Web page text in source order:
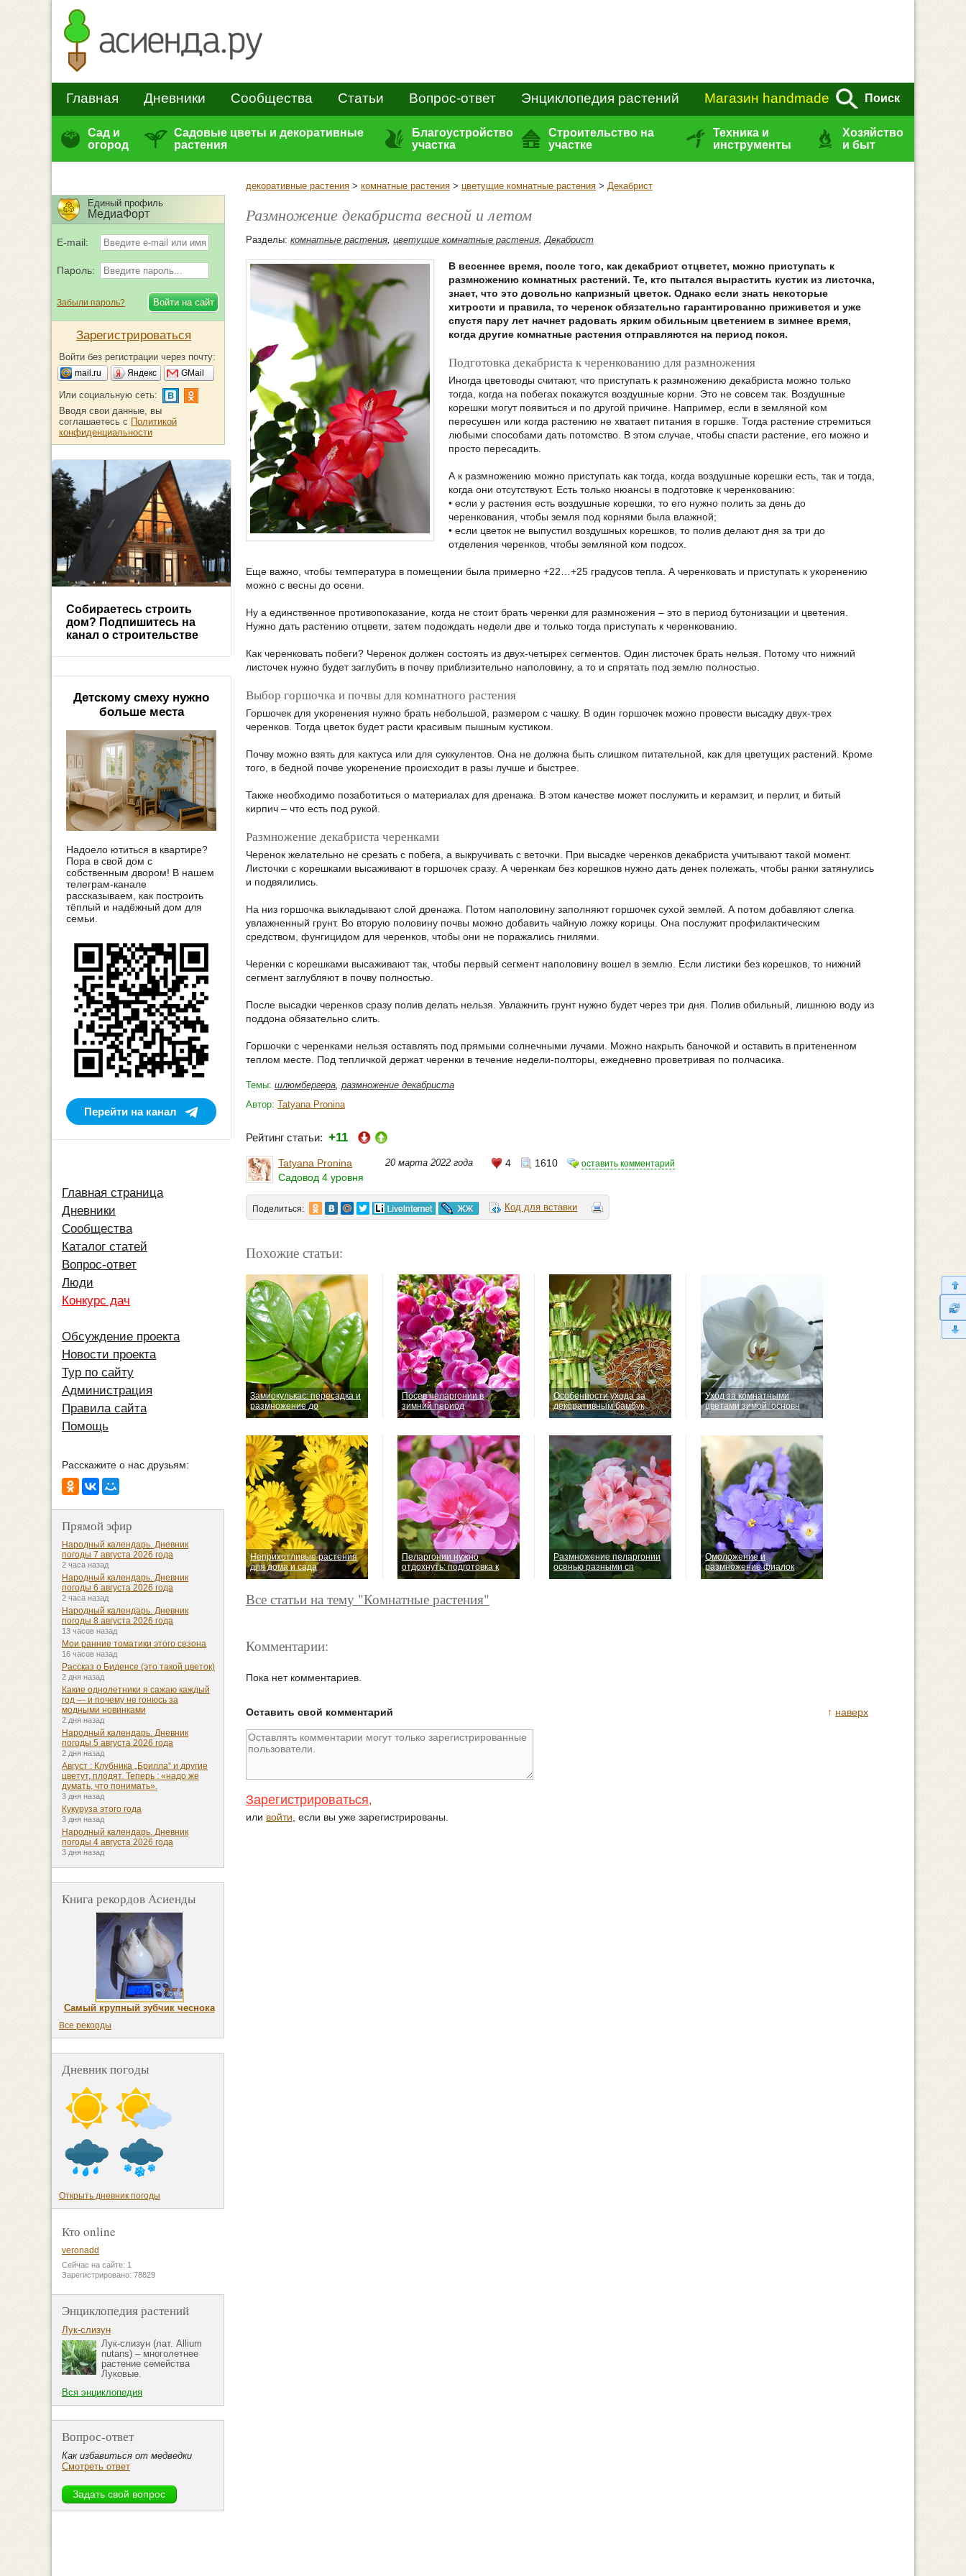
Главная Дневники Сообщества Статьи Вопрос-ответ Энциклопедия растений Магазин handmade Поиск
Сад и
огород
Садовые цветы и декоративные
растения
Благоустройство
участка
Строительство на
участке
Техника и
инструменты
Хозяйство
и быт
декоративные растения > комнатные растения > цветущие комнатные растения > Декабрист
Размножение декабриста весной и летом
Разделы: комнатные растения, цветущие комнатные растения,Декабрист
В весеннее время, после того, как декабрист отцветет, можно приступать к
размножению комнатных растений. Те, кто пытался вырастить кустик из листочка,
знает, что это довольно капризный цветок. Однако если знать некоторые
хитрости и правила, то черенок обязательно гарантированно приживется и уже
спустя пару лет начнет радовать ярким обильным цветением в зимнее время,
когда другие комнатные растения отправляются на период покоя.
Подготовка декабриста к черенкованию для размножения
Иногда цветоводы считают, что приступать к размножению декабриста можно только
тогда, когда на побегах покажутся воздушные корни. Это не совсем так. Воздушные
корешки могут появиться и по другой причине. Например, если в земляной ком
пересушен или когда растению не хватает питания в горшке. Тогда растение стремиться
любыми способами дать потомство. В этом случае, чтобы спасти растение, его можно и
просто пересадить.
А к размножению можно приступать как тогда, когда воздушные корешки есть, так и тогда,
когда они отсутствуют. Есть только нюансы в подготовке к черенкованию:
• если у растения есть воздушные корешки, то его нужно полить за день до
черенкования, чтобы земля под корнями была влажной;
• если цветок не выпустил воздушных корешков, то полив делают дня за три до
отделения черенков, чтобы земляной ком подсох.
Еще важно, чтобы температура в помещении была примерно +22…+25 градусов тепла. А черенковать и приступать к укоренению
можно с весны до осени.
Ну а единственное противопоказание, когда не стоит брать черенки для размножения – это в период бутонизации и цветения.
Нужно дать растению отцвети, затем подождать недели две и только тогда приступать к черенкованию.
Как черенковать побеги? Черенок должен состоять из двух-четырех сегментов. Один листочек брать нельзя. Потому что нижний
листочек нужно будет заглубить в почву приблизительно наполовину, а то и спрятать под землю полностью.
Выбор горшочка и почвы для комнатного растения
Горшочек для укоренения нужно брать небольшой, размером с чашку. В один горшочек можно провести высадку двух-трех
черенков. Тогда цветок будет расти красивым пышным кустиком.
Почву можно взять для кактуса или для суккулентов. Она не должна быть слишком питательной, как для цветущих растений. Кроме
того, в бедной почве укоренение происходит в разы лучше и быстрее.
Также необходимо позаботиться о материалах для дренажа. В этом качестве может послужить и керамзит, и перлит, и битый
кирпич – что есть под рукой.
Размножение декабриста черенками
Черенок желательно не срезать с побега, а выкручивать с веточки. При высадке черенков декабриста учитывают такой момент.
Листочки с корешками высаживают в горшочек сразу. А черенкам без корешков нужно дать денек полежать, чтобы ранки затянулись
и подвялились.
На низ горшочка выкладывают слой дренажа. Потом наполовину заполняют горшочек сухой землей. А потом добавляют слегка
увлажненный грунт. Во вторую половину почвы можно добавить чайную ложку корицы. Она послужит профилактическим
средством, фунгицидом для черенков, чтобы они не поражались гнилями.
Черенки с корешками высаживают так, чтобы первый сегмент наполовину вошел в землю. Если листики без корешков, то нижний
сегмент заглубляют в почву полностью.
После высадки черенков сразу полив делать нельзя. Увлажнить грунт нужно будет через три дня. Полив обильный, лишнюю воду из
поддона обязательно слить.
Горшочки с черенками нельзя оставлять под прямыми солнечными лучами. Можно накрыть баночкой и оставить в притененном
теплом месте. Под тепличкой держат черенки в течение недели-полторы, ежедневно проветривая по полчасика.
Темы: шлюмбергера, размножение декабриста
Автор: Tatyana Pronina
Рейтинг статьи: +11
Tatyana Pronina
Садовод 4 уровня
20 марта 2022 года 4 1610 оставить комментарий
Поделиться: Код для вставки
Похожие статьи:
Замиокулькас: пересадка и
размножение до
Посев пеларгонии в
зимний период
Особенности ухода за
декоративным бамбук
Уход за комнатными
цветами зимой: основн
Неприхотливые растения
для дома и сада
Пеларгонии нужно
отдохнуть: подготовка к
Размножение пеларгонии
осенью разными сп
Омоложение и
размножение фиалок
Все статьи на тему "Комнатные растения"
Комментарии:
Пока нет комментариев.
↑ наверх
Оставить свой комментарий
Зарегистрироваться,
или войти , если вы уже зарегистрированы.
Единый профиль
МедиаФорт
E-mail:
Пароль:
Забыли пароль?
Зарегистрироваться
Войти без регистрации через почту:
mail.ru Яндекс GMail
Или социальную сеть:
Вводя свои данные, вы
соглашаетесь с Политикой
конфиденциальности
Собираетесь строить
дом? Подпишитесь на
канал о строительстве
Детскому смеху нужно
больше места
Надоело ютиться в квартире?
Пора в свой дом с
собственным двором! В нашем
телеграм-канале
рассказываем, как построить
тёплый и надёжный дом для
семьи.
Перейти на канал
Главная страница
Дневники
Сообщества
Каталог статей
Вопрос-ответ
Люди
Конкурс дач
Обсуждение проекта
Новости проекта
Тур по сайту
Администрация
Правила сайта
Помощь
Расскажите о нас друзьям:
Прямой эфир
Народный календарь. Дневник
погоды 7 августа 2026 года
2 часа назад
Народный календарь. Дневник
погоды 6 августа 2026 года
2 часа назад
Народный календарь. Дневник
погоды 8 августа 2026 года
13 часов назад
Мои ранние томатики этого сезона
16 часов назад
Рассказ о Биденсе (это такой цветок)
2 дня назад
Какие однолетники я сажаю каждый
год — и почему не гонюсь за
модными новинками
2 дня назад
Народный календарь. Дневник
погоды 5 августа 2026 года
2 дня назад
Август : Клубника „Брилла“ и другие
цветут, плодят. Теперь : «надо же
думать, что понимать».
3 дня назад
Кукуруза этого года
3 дня назад
Народный календарь. Дневник
погоды 4 августа 2026 года
3 дня назад
Книга рекордов Асиенды
Самый крупный зубчик чеснока
Все рекорды
Дневник погоды
Открыть дневник погоды
Кто online
veronadd
Сейчас на сайте: 1
Зарегистрировано: 78829
Энциклопедия растений
Лук-слизун
Лук-слизун (лат. Allium
nutans) – многолетнее
растение семейства
Луковые.
Вся энциклопедия
Вопрос-ответ
Как избавиться от медведки
Смотреть ответ